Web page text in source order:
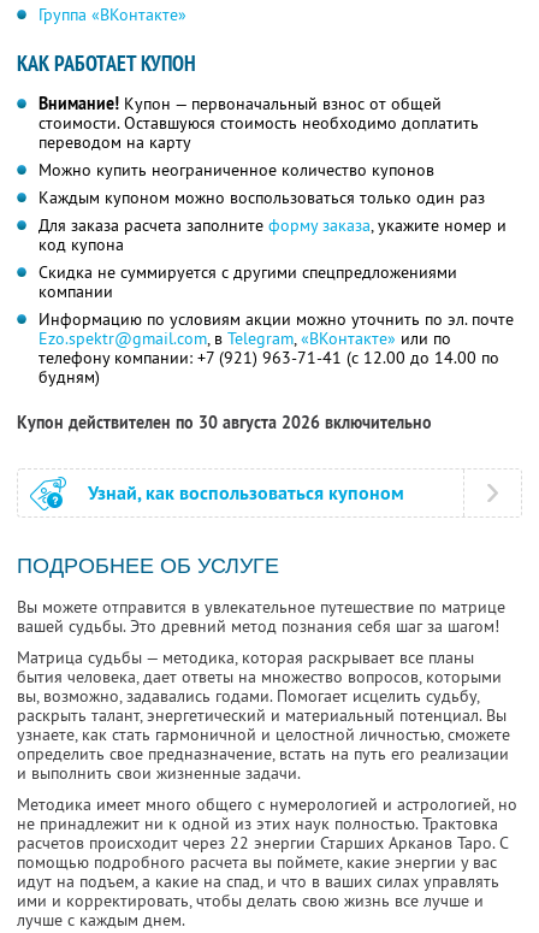
Группа «ВКонтакте»
КАК РАБОТАЕТ КУПОН
Внимание! Купон — первоначальный взнос от общей
стоимости. Оставшуюся стоимость необходимо доплатить
переводом на карту
Можно купить неограниченное количество купонов
Каждым купоном можно воспользоваться только один раз
Для заказа расчета заполните форму заказа, укажите номер и
код купона
Скидка не суммируется с другими спецпредложениями
компании
Информацию по условиям акции можно уточнить по эл. почте
Ezo.spektr@gmail.com, в Telegram,«ВКонтакте» или по
телефону компании: +7 (921) 963-71-41 (с 12.00 до 14.00 по
будням)
Купон действителен по 30 августа 2026 включительно
Узнай, как воспользоваться купоном
ПОДРОБНЕЕ ОБ УСЛУГЕ
Вы можете отправится в увлекательное путешествие по матрице
вашей судьбы. Это древний метод познания себя шаг за шагом!
Матрица судьбы — методика, которая раскрывает все планы
бытия человека, дает ответы на множество вопросов, которыми
вы, возможно, задавались годами. Помогает исцелить судьбу,
раскрыть талант, энергетический и материальный потенциал. Вы
узнаете, как стать гармоничной и целостной личностью, сможете
определить свое предназначение, встать на путь его реализации
и выполнить свои жизненные задачи.
Методика имеет много общего с нумерологией и астрологией, но
не принадлежит ни к одной из этих наук полностью. Трактовка
расчетов происходит через 22 энергии Старших Арканов Таро. С
помощью подробного расчета вы поймете, какие энергии у вас
идут на подъем, а какие на спад, и что в ваших силах управлять
ими и корректировать, чтобы делать свою жизнь все лучше и
лучше с каждым днем.